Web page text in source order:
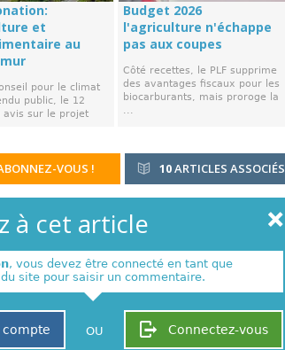
et
au
pour le climat
public, le 12
avis sur le projet
Budget 2026
l'agriculture n'échappe
pas aux coupes
Côté recettes, le PLF supprime
des avantages fiscaux pour les
biocarburants, mais proroge la
...
10ARTICLES ASSOCIÉS
VOUS !
à cet article
, vous devez être connecté en tant que
site pour saisir un commentaire.
Connectez-vous
compte OU